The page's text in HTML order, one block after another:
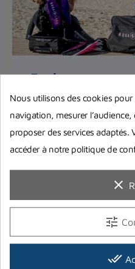
Equipement
Quel matériel
débuter ?
Vous pensez à investir
toutes vos interrogations
Nous utilisons des cookies
navigation, mesurer
proposer des services adaptés.
accéder à notre politique de
clear
tune
done_all